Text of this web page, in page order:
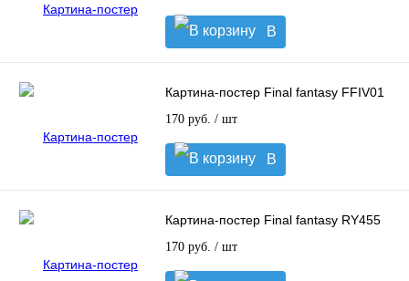
В
корзину
Картина-постер Final fantasy FFIV01
170 руб. / шт
В
корзину
Картина-постер Final fantasy RY455
170 руб. / шт